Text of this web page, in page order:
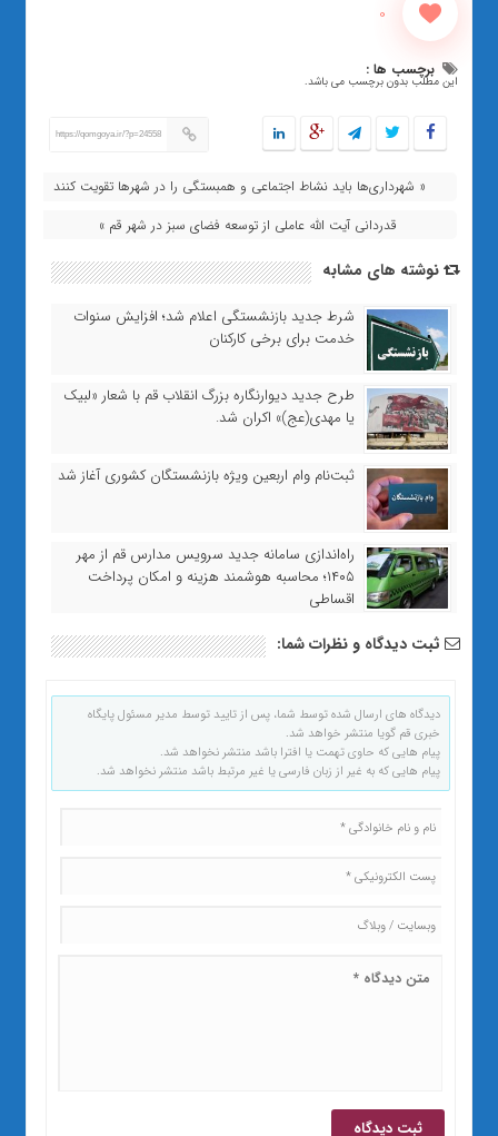
0
برچسب ها :
این مطلب بدون برچسب می باشد.
https://qomgoya.ir/?p=24558
« شهرداری‌ها باید نشاط اجتماعی و همبستگی را در شهرها تقویت کنند
قدردانی آیت الله عاملی از توسعه فضای سبز در شهر قم »
نوشته های مشابه
شرط جدید بازنشستگی اعلام شد؛ افزایش سنوات
خدمت برای برخی کارکنان
طرح جدید دیوارنگاره بزرگ انقلاب قم با شعار «لبیک
یا مهدی(عج)» اکران شد.
ثبت‌نام وام اربعین ویژه بازنشستگان کشوری آغاز شد
راه‌اندازی سامانه جدید سرویس مدارس قم از مهر
۱۴۰۵؛ محاسبه هوشمند هزینه و امکان پرداخت
اقساطی
ثبت دیدگاه و نظرات شما:
دیدگاه های ارسال شده توسط شما، پس از تایید توسط مدیر مسئول پایگاه
خبری قم گویا منتشر خواهد شد.
پیام هایی که حاوی تهمت یا افترا باشد منتشر نخواهد شد.
پیام هایی که به غیر از زبان فارسی یا غیر مرتبط باشد منتشر نخواهد شد.